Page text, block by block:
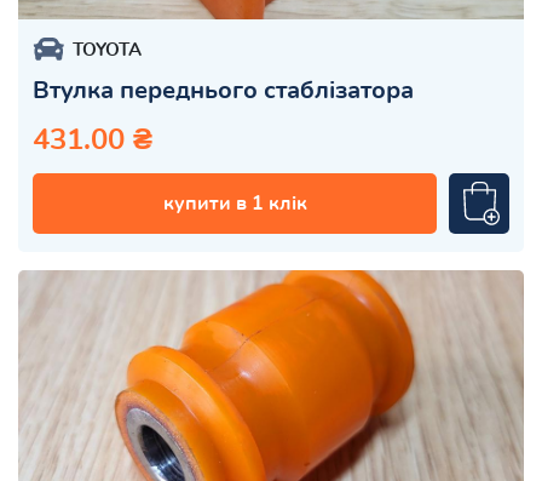
TOYOTA
Втулка переднього стаблізатора
431.00 ₴
купити в 1 клік